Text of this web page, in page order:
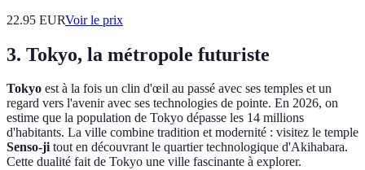
22.95 EURVoir le prix
3. Tokyo, la métropole futuriste
Tokyo est à la fois un clin d'œil au passé avec ses temples et un
regard vers l'avenir avec ses technologies de pointe. En 2026, on
estime que la population de Tokyo dépasse les 14 millions
d'habitants. La ville combine tradition et modernité : visitez le temple
Senso-jitout en découvrant le quartier technologique d'Akihabara.
Cette dualité fait de Tokyo une ville fascinante à explorer.